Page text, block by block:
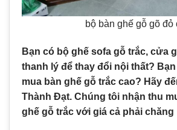
bộ bàn ghế gỗ gõ đỏ
Bạn có bộ ghế sofa gỗ trắc, cửa
thanh lý để thay đổi nội thất?
mua bàn ghế gỗ trắc cao? Hãy
Thành Đạt. Chúng tôi nhận thu
ghế gỗ trắc với giá cả phải chăng